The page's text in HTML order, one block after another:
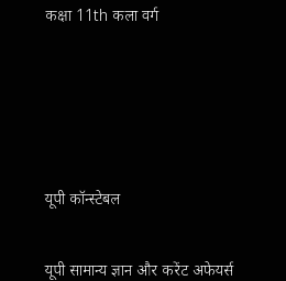
कक्षा 11th कला वर्ग
यूपी कॉन्स्टेबल
यूपी सामान्य ज्ञान और करेंट अफेयर्स